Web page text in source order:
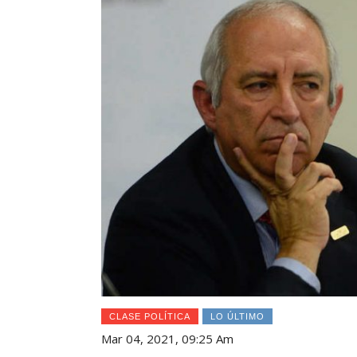
CLASE POLÍTICA LO ÚLTIMO
Mar 04, 2021, 09:25 Am